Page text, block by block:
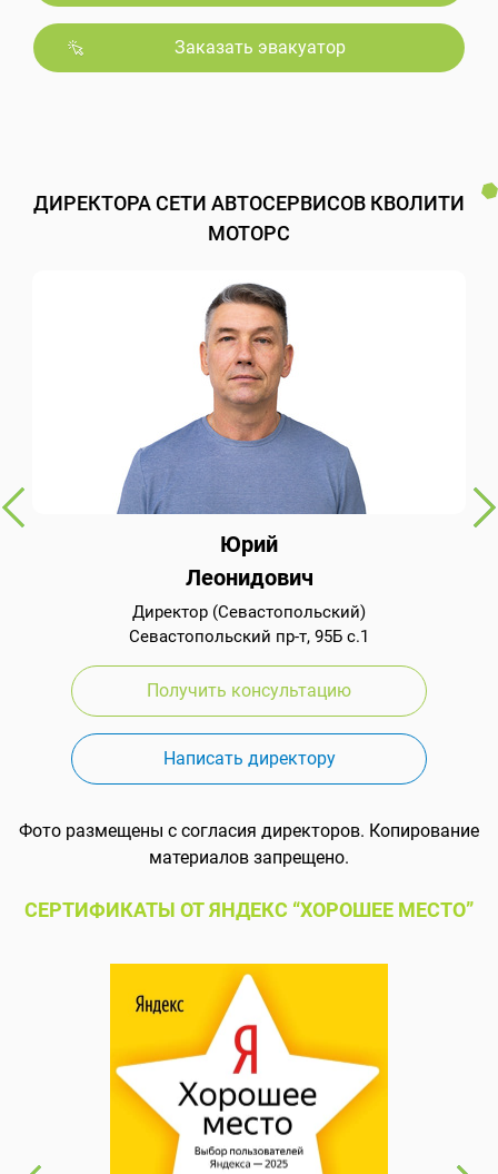
Заказать эвакуатор
ДИРЕКТОРА СЕТИ АВТОСЕРВИСОВ КВОЛИТИ
МОТОРС
Юрий
Леонидович
Директор (Севастопольский)
Севастопольский пр-т, 95Б с.1
Получить консультацию
Написать директору
Фото размещены с согласия директоров. Копирование
материалов запрещено.
СЕРТИФИКАТЫ ОТ ЯНДЕКС “ХОРОШЕЕ МЕСТО”